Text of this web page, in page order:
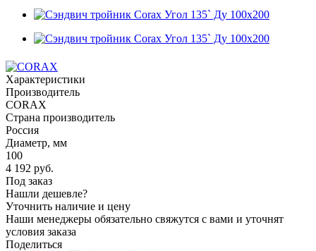
Характеристики
Производитель
CORAX
Страна производитель
Россия
Диаметр, мм
100
4 192 руб.
Под заказ
Нашли дешевле?
Уточнить наличие и цену
Наши менеджеры обязательно свяжутся с вами и уточнят
условия заказа
Поделиться